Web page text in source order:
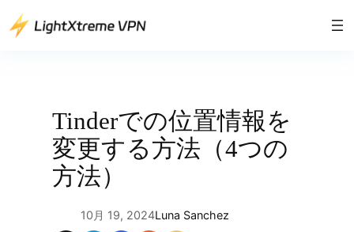
容
Tinderでの位置情報を
変更する方法（4つの
方法）
10月 19, 2024Luna Sanchez